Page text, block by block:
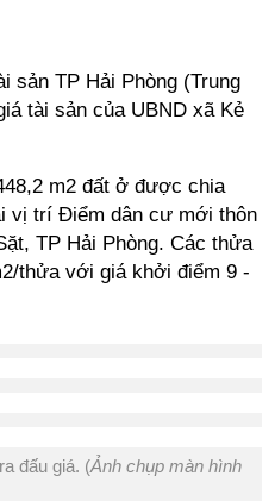
sản TP Hải Phòng (Trung
tài sản của UBND xã Kẻ
m2 đất ở được chia
vị trí Điểm dân cư mới thôn
TP Hải Phòng. Các thửa
thửa với giá khởi điểm 9 -
đấu giá. (Ảnh chụp màn hình